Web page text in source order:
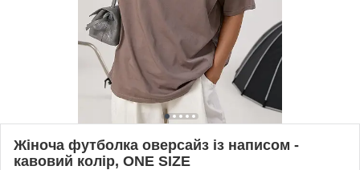
Жіноча футболка оверсайз із написом -
кавовий колір, ONE SIZE